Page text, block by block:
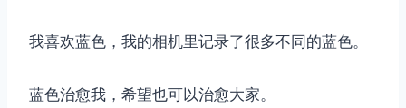
我喜欢蓝色，我的相机里记录了很多不同的蓝色。
蓝色治愈我，希望也可以治愈大家。